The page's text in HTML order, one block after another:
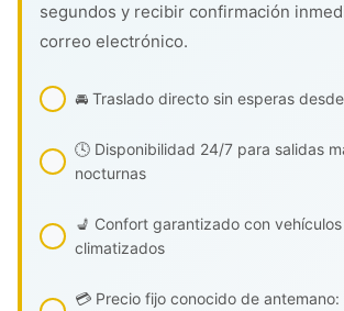
segundos y recibir confirmación
correo electrónico.
🚘 Traslado directo sin esperas
🕓 Disponibilidad 24/7 para salidas
nocturnas
💺 Confort garantizado con
climatizados
💳 Precio fijo conocido de antemano: